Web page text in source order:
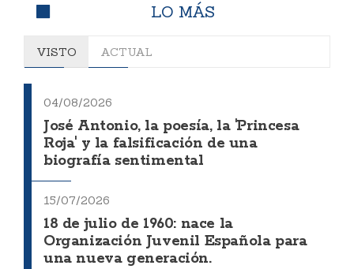
LO MÁS
VISTO ACTUAL
04/08/2026
José Antonio, la poesía, la 'Princesa
Roja' y la falsificación de una
biografía sentimental
15/07/2026
18 de julio de 1960: nace la
Organización Juvenil Española para
una nueva generación.